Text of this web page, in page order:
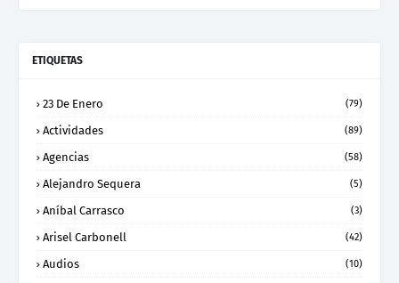
ETIQUETAS
23 De Enero (79)
Actividades (89)
Agencias (58)
Alejandro Sequera (5)
Aníbal Carrasco (3)
Arisel Carbonell (42)
Audios (10)